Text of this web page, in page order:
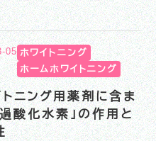
05 ホワイトニング
ホームホワイトニング
トニング用薬剤に含ま
過酸化水素」の作用と